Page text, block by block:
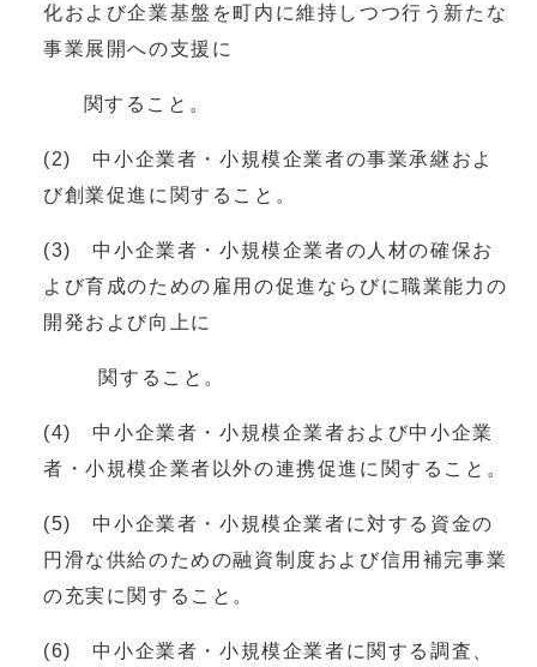
化および企業基盤を町内に維持しつつ行う新たな
事業展開への支援に
関すること。
(2) 中小企業者・小規模企業者の事業承継およ
び創業促進に関すること。
(3) 中小企業者・小規模企業者の人材の確保お
よび育成のための雇用の促進ならびに職業能力の
開発および向上に
関すること。
(4) 中小企業者・小規模企業者および中小企業
者・小規模企業者以外の連携促進に関すること。
(5) 中小企業者・小規模企業者に対する資金の
円滑な供給のための融資制度および信用補完事業
の充実に関すること。
(6) 中小企業者・小規模企業者に関する調査、